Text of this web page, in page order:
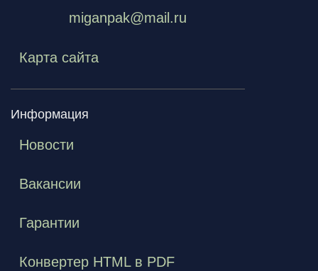
miganpak@mail.ru
Карта сайта
Информация
Новости
Вакансии
Гарантии
Конвертер HTML в PDF